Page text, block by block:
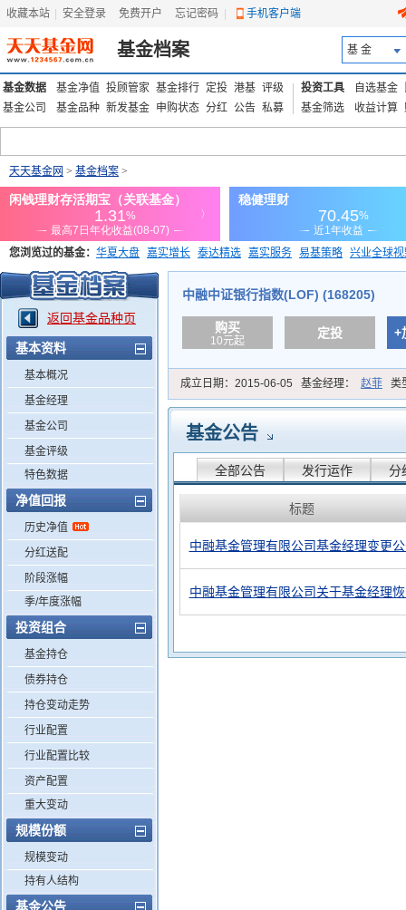
收藏本站 安全登录 免费开户 忘记密码 手机客户端
基金档案 基 金
基金数据 基金净值 投顾管家 基金排行 定投 港基 评级
基金公司
基金品种 新发基金 申购状态 分红 公告 私募
投资工具 自选基金
基金筛选
收益计算
天天基金网 > 基金档案 >
您浏览过的基金： 华夏大盘 嘉实增长 泰达精选 嘉实服务 易基策略 兴业全球
添富优势 华安宏利 上证180价值ETF
返回基金品种页
基本资料
基本概况
基金经理
基金公司
基金评级
特色数据
净值回报
历史净值
分红送配
阶段涨幅
季/年度涨幅
投资组合
基金持仓
债券持仓
持仓变动走势
行业配置
行业配置比较
资产配置
重大变动
规模份额
规模变动
持有人结构
基金公告
中融中证银行指数(LOF) (168205)
购买
10元起
定投 +
成立日期： 2015-06-05 基金经理： 赵菲 类
基金公告
全部公告 发行运作 分
标题
中融基金管理有限公司基金经理变更
中融基金管理有限公司关于基金经理